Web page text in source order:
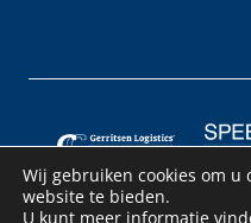
Wij gebruiken cookies om u
website te bieden.
U kunt meer informatie